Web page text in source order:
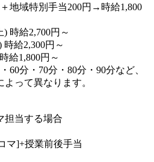
地域特別手当200円→時給1,800
時給2,700円～
給2,300円～
給1,800円～
60分・70分・80分・90分など、
って異なります。
担当する場合
]+授業前後手当